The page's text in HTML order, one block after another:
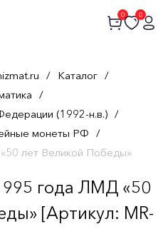
0 0
/ Каталог /
/
(1992-н.в.) /
монеты РФ /
лет Великой Победы»
года ЛМД «50
[Артикул: MR-